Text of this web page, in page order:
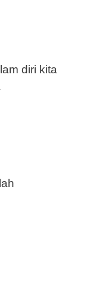
diri kita